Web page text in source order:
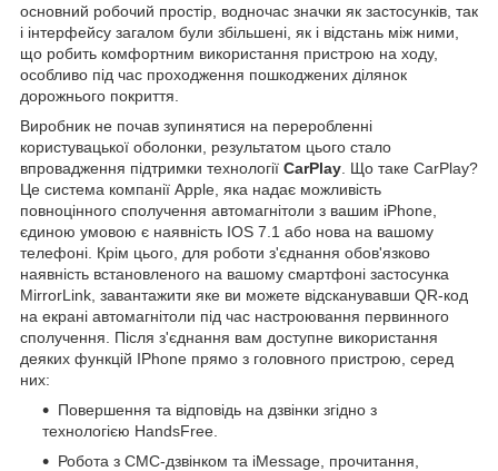
основний робочий простір, водночас значки як застосунків, так
і інтерфейсу загалом були збільшені, як і відстань між ними,
що робить комфортним використання пристрою на ходу,
особливо під час проходження пошкоджених ділянок
дорожнього покриття.
Виробник не почав зупинятися на переробленні
користувацької оболонки, результатом цього стало
впровадження підтримки технології CarPlay . Що таке CarPlay?
Це система компанії Apple, яка надає можливість
повноцінного сполучення автомагнітоли з вашим iPhone,
єдиною умовою є наявність IOS 7.1 або нова на вашому
телефоні. Крім цього, для роботи з'єднання обов'язково
наявність встановленого на вашому смартфоні застосунка
MirrorLink, завантажити яке ви можете відсканувавши QR-код
на екрані автомагнітоли під час настроювання первинного
сполучення. Після з'єднання вам доступне використання
деяких функцій IPhone прямо з головного пристрою, серед
них:
Повершення та відповідь на дзвінки згідно з
технологією HandsFree.
Робота з СМС-дзвінком та iMessage, прочитання,